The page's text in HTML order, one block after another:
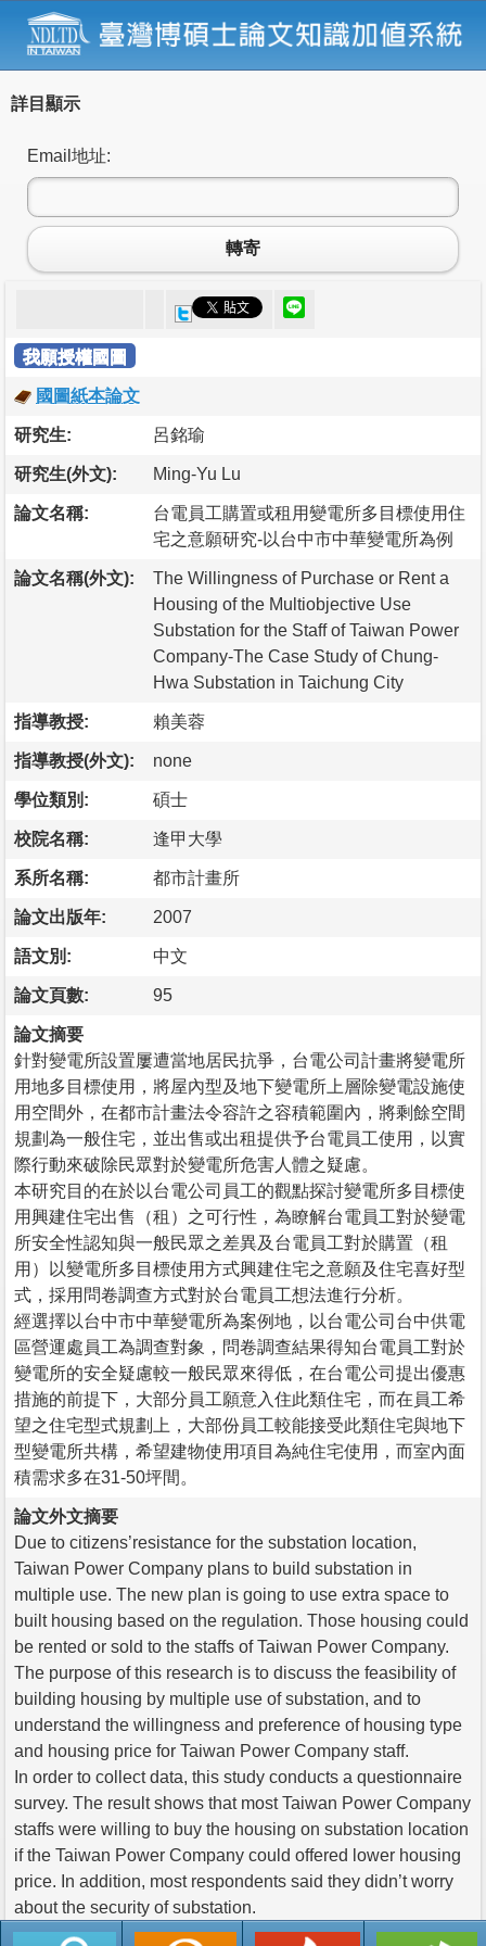
詳目顯示
Email地址:
轉寄
我願授權國圖
國圖紙本論文
研究生: 呂銘瑜
研究生(外文): Ming-Yu Lu
論文名稱:
台電員工購置或租用變電所多目標使用住
宅之意願研究-以台中市中華變電所為例
論文名稱(外文):
The Willingness of Purchase or Rent a
Housing of the Multiobjective Use
Substation for the Staff of Taiwan Power
Company-The Case Study of Chung-
Hwa Substation in Taichung City
指導教授: 賴美蓉
指導教授(外文): none
學位類別: 碩士
校院名稱: 逢甲大學
系所名稱: 都市計畫所
論文出版年: 2007
語文別: 中文
論文頁數: 95
論文摘要
針對變電所設置屢遭當地居民抗爭，台電公司計畫將變電所
用地多目標使用，將屋內型及地下變電所上層除變電設施使
用空間外，在都市計畫法令容許之容積範圍內，將剩餘空間
規劃為一般住宅，並出售或出租提供予台電員工使用，以實
際行動來破除民眾對於變電所危害人體之疑慮。
本研究目的在於以台電公司員工的觀點探討變電所多目標使
用興建住宅出售（租）之可行性，為瞭解台電員工對於變電
所安全性認知與一般民眾之差異及台電員工對於購置（租
用）以變電所多目標使用方式興建住宅之意願及住宅喜好型
式，採用問卷調查方式對於台電員工想法進行分析。
經選擇以台中市中華變電所為案例地，以台電公司台中供電
區營運處員工為調查對象，問卷調查結果得知台電員工對於
變電所的安全疑慮較一般民眾來得低，在台電公司提出優惠
措施的前提下，大部分員工願意入住此類住宅，而在員工希
望之住宅型式規劃上，大部份員工較能接受此類住宅與地下
型變電所共構，希望建物使用項目為純住宅使用，而室內面
積需求多在31-50坪間。
論文外文摘要
Due to citizens’resistance for the substation location,
Taiwan Power Company plans to build substation in
multiple use. The new plan is going to use extra space to
built housing based on the regulation. Those housing could
be rented or sold to the staffs of Taiwan Power Company.
The purpose of this research is to discuss the feasibility of
building housing by multiple use of substation, and to
understand the willingness and preference of housing type
and housing price for Taiwan Power Company staff.
In order to collect data, this study conducts a questionnaire
survey. The result shows that most Taiwan Power Company
staffs were willing to buy the housing on substation location
if the Taiwan Power Company could offered lower housing
price. In addition, most respondents said they didn’t worry
about the security of substation.